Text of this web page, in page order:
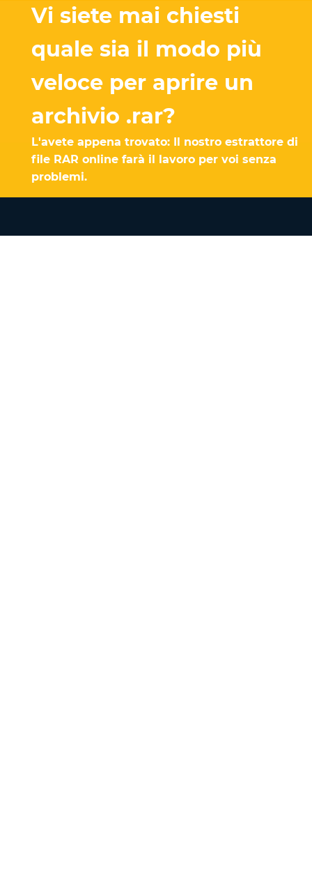
Vi siete mai chiesti
quale sia il modo più
veloce per aprire un
archivio .rar?
L'avete appena trovato: Il nostro estrattore di
file RAR online farà il lavoro per voi senza
problemi.